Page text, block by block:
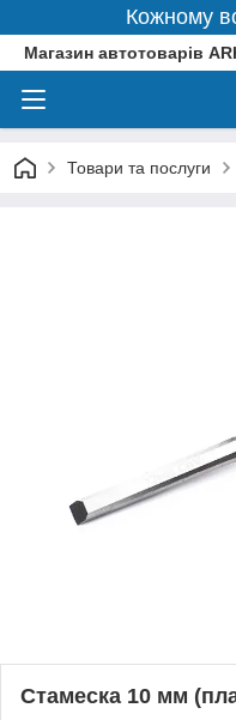
Кожному
Магазин автотоварів
Товари та послуги
Стамеска 10 мм